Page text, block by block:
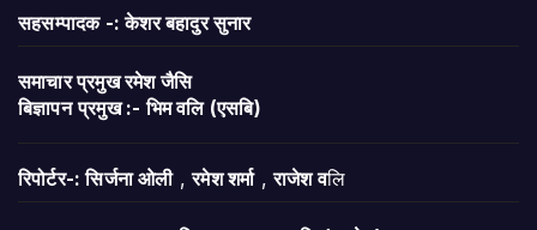
सहसम्पादक -: केशर बहादुर सुनार
समाचार प्रमुख रमेश जैसि
बिज्ञापन प्रमुख :- भिम वलि (एसबि)
रिपोर्टर-: सिर्जना ओली,रमेश शर्मा,राजेश वलि